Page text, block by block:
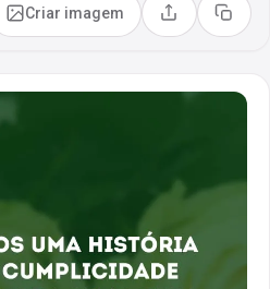
Criar imagem Compartilhar
Copiar